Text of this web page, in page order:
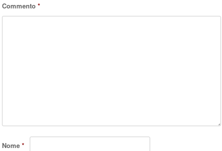
Commento*
Nome*